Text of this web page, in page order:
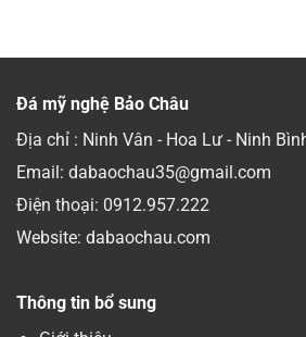
Đá mỹ nghệ Bảo Châu
Địa chỉ : Ninh Vân - Hoa Lư - Ninh
Email: dabaochau35@gmail.com
Điện thoại: 0912.957.222
Website: dabaochau.com
Thông tin bổ sung